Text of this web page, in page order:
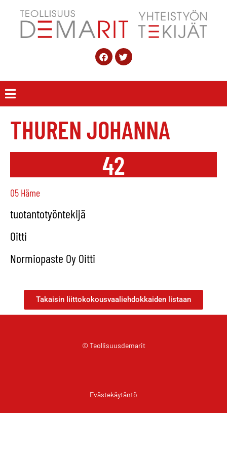
THUREN JOHANNA
42
05 Häme
tuotantotyöntekijä
Oitti
Normiopaste Oy Oitti
Takaisin liittokokousvaaliehdokkaiden listaan
© Teollisuusdemarit
Evästekäytäntö